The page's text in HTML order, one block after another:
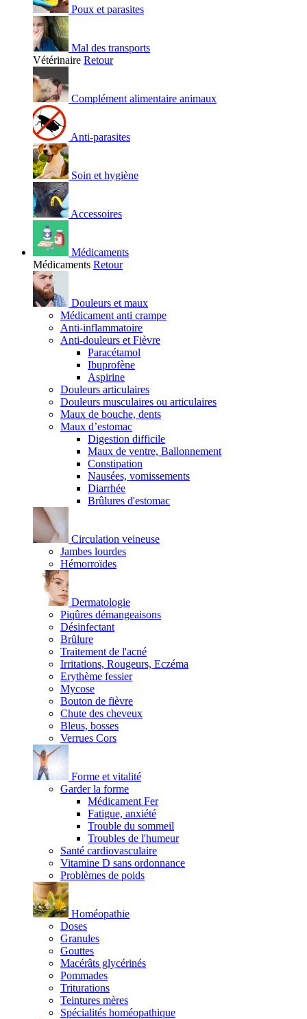
Poux et parasites
Mal des transports
Vétérinaire Retour
Complément alimentaire animaux
Anti-parasites
Soin et hygiène
Accessoires
Médicaments
Médicaments Retour
Douleurs et maux
Médicament anti crampe
Anti-inflammatoire
Anti-douleurs et Fièvre
Paracétamol
Ibuprofène
Aspirine
Douleurs articulaires
Douleurs musculaires ou articulaires
Maux de bouche, dents
Maux d’estomac
Digestion difficile
Maux de ventre, Ballonnement
Constipation
Nausées, vomissements
Diarrhée
Brûlures d'estomac
Circulation veineuse
Jambes lourdes
Hémorroïdes
Dermatologie
Piqûres démangeaisons
Désinfectant
Brûlure
Traitement de l'acné
Irritations, Rougeurs, Eczéma
Erythème fessier
Mycose
Bouton de fièvre
Chute des cheveux
Bleus, bosses
Verrues Cors
Forme et vitalité
Garder la forme
Médicament Fer
Fatigue, anxiété
Trouble du sommeil
Troubles de l'humeur
Santé cardiovasculaire
Vitamine D sans ordonnance
Problèmes de poids
Homéopathie
Doses
Granules
Gouttes
Macérâts glycérinés
Pommades
Triturations
Teintures mères
Spécialités homéopathique